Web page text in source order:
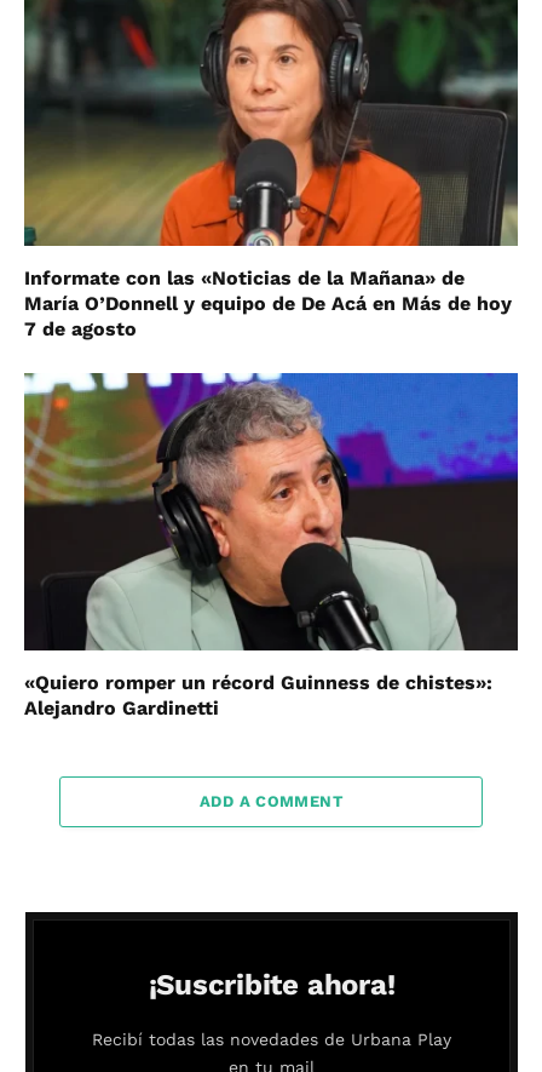
Informate con las «Noticias de la Mañana» de
María O’Donnell y equipo de De Acá en Más de hoy
7 de agosto
«Quiero romper un récord Guinness de chistes»:
Alejandro Gardinetti
ADD A COMMENT
¡Suscribite ahora!
Recibí todas las novedades de Urbana Play
en tu mail